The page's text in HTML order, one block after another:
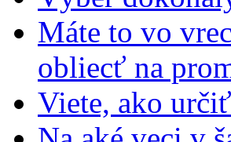
Máte to vo
obliecť na
Viete, ako